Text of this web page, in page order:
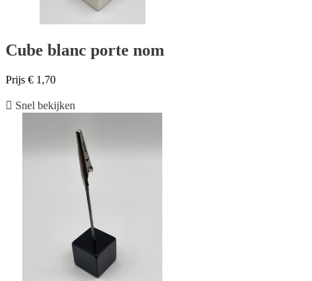
Cube blanc porte nom
Prijs € 1,70
 Snel bekijken